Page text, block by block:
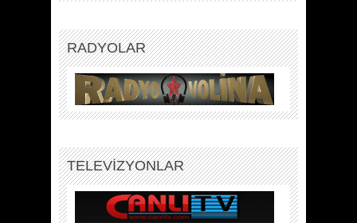
RADYOLAR
TELEVİZYONLAR